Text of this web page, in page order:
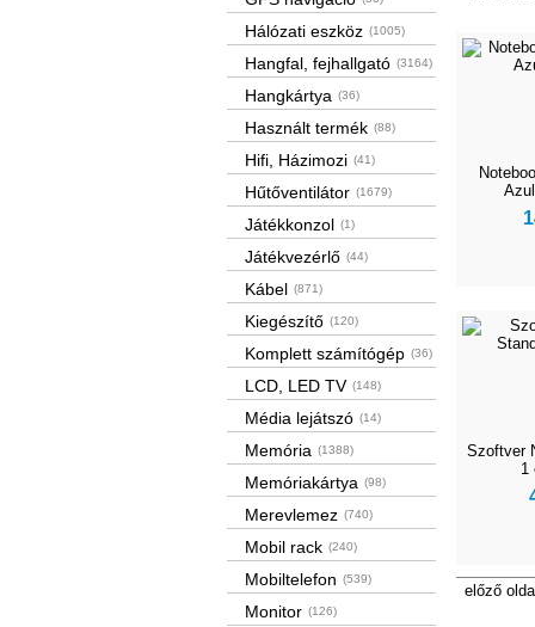
Hálózati eszköz (1005)
Hangfal, fejhallgató (3164)
Hangkártya (36)
Használt termék (88)
Hifi, Házimozi (41)
Hűtőventilátor (1679)
Játékkonzol (1)
Játékvezérlő (44)
Kábel (871)
Kiegészítő (120)
Komplett számítógép (36)
LCD, LED TV (148)
Média lejátszó (14)
Memória (1388)
Memóriakártya (98)
Merevlemez (740)
Mobil rack (240)
Mobiltelefon (539)
Monitor (126)
Szoftver
1
előző